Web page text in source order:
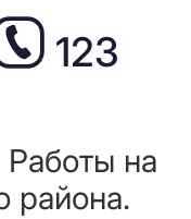
123
на
района.